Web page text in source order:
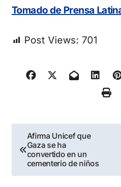
Tomado de Prensa
Post Views: 701
Navegación
de
entradas
Afirma Unicef que
Gaza se ha
convertido en un
cementerio de niños